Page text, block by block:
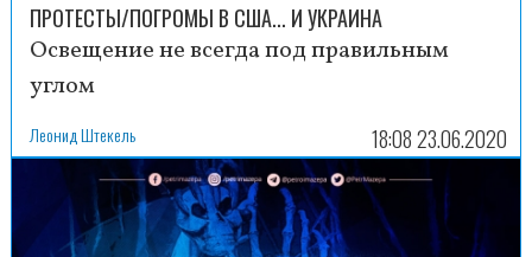
ПРОТЕСТЫ/ПОГРОМЫ В США... И УКРАИНА
Освещение не всегда под правильным
углом
Леонид Штекель 18:08 23.06.2020